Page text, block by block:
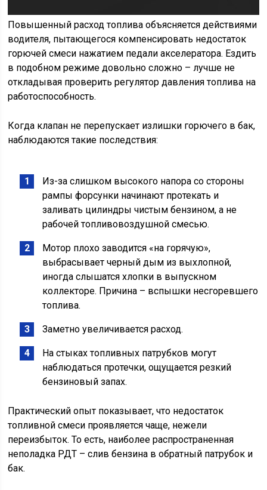
Повышенный расход топлива объясняется действиями
водителя, пытающегося компенсировать недостаток
горючей смеси нажатием педали акселератора. Ездить
в подобном режиме довольно сложно – лучше не
откладывая проверить регулятор давления топлива на
работоспособность.
Когда клапан не перепускает излишки горючего в бак,
наблюдаются такие последствия:
Из-за слишком высокого напора со стороны
рампы форсунки начинают протекать и
заливать цилиндры чистым бензином, а не
рабочей топливовоздушной смесью.
Мотор плохо заводится «на горячую»,
выбрасывает черный дым из выхлопной,
иногда слышатся хлопки в выпускном
коллекторе. Причина – вспышки несгоревшего
топлива.
Заметно увеличивается расход.
На стыках топливных патрубков могут
наблюдаться протечки, ощущается резкий
бензиновый запах.
Практический опыт показывает, что недостаток
топливной смеси проявляется чаще, нежели
переизбыток. То есть, наиболее распространенная
неполадка РДТ – слив бензина в обратный патрубок и
бак.